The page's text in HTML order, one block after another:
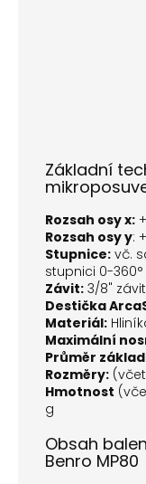
Základní
Rozsah osy x:
Rozsah osy y:
Stupnice: vč.
stupnici 0-360°
Závit: 3/8"
Destička
Materiál:
Maximální
Průměr
Rozměry:
Hmotnost
g
Obsah
Benro MP80